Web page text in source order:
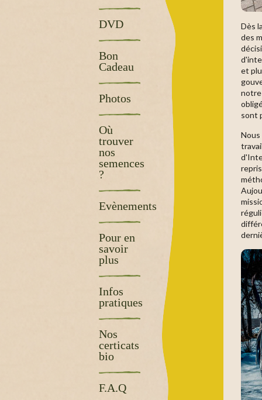
DVD
Bon
Cadeau
Photos
Où
trouver
nos
semences
?
Evènements
Pour en
savoir
plus
Infos
pratiques
Nos
certicats
bio
F.A.Q
Dès
des
et
notre
sont
Nous